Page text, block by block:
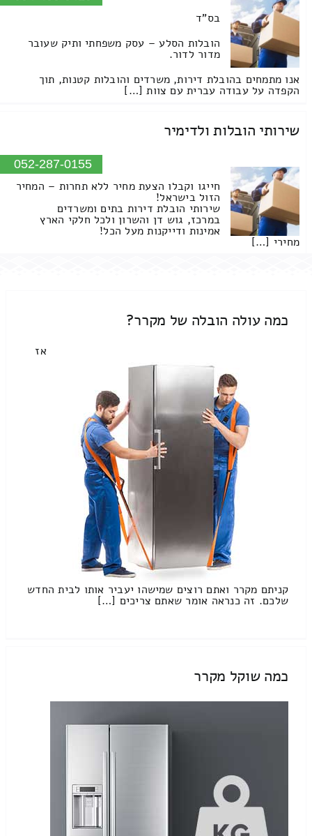
בס"ד
הובלות הסלע – עסק משפחתי ותיק שעובר
מדור לדור.
אנו מתמחים בהובלת דירות, משרדים והובלות קטנות, תוך
הקפדה על עבודה עברית עם צוות […]
שירותי הובלות ולדימיר
052-287-0155
חייגו וקבלו הצעת מחיר ללא תחרות – המחיר
הזול בישראל!
שירותי הובלת דירות בתים ומשרדים
במרכז, גוש דן והשרון ולכל חלקי הארץ
אמינות ודייקנות מעל הכל!
מחירי […]
כמה עולה הובלה של מקרר?
אז
קניתם מקרר ואתם רוצים שמישהו יעביר אותו לבית החדש
שלכם. זה כנראה אומר שאתם צריכים […]
כמה שוקל מקרר